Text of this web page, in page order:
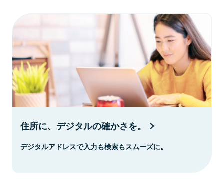
住所に、デジタルの確かさを。
デジタルアドレスで入力も検索もスムーズに。